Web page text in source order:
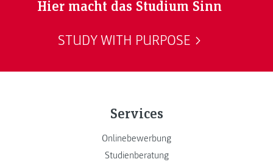
Hier macht das Studium Sinn
STUDY WITH PURPOSE
Services
Onlinebewerbung
Studienberatung